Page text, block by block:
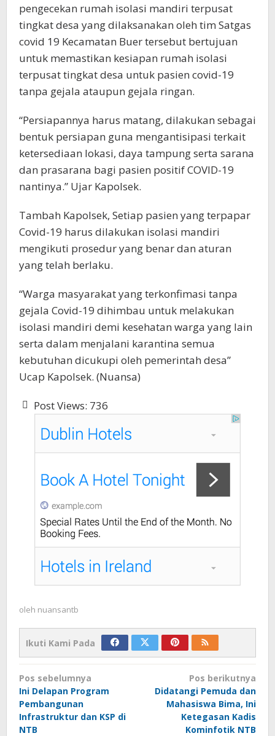
pengecekan rumah isolasi mandiri terpusat
tingkat desa yang dilaksanakan oleh tim Satgas
covid 19 Kecamatan Buer tersebut bertujuan
untuk memastikan kesiapan rumah isolasi
terpusat tingkat desa untuk pasien covid-19
tanpa gejala ataupun gejala ringan.
“Persiapannya harus matang, dilakukan sebagai
bentuk persiapan guna mengantisipasi terkait
ketersediaan lokasi, daya tampung serta sarana
dan prasarana bagi pasien positif COVID-19
nantinya.” Ujar Kapolsek.
Tambah Kapolsek, Setiap pasien yang terpapar
Covid-19 harus dilakukan isolasi mandiri
mengikuti prosedur yang benar dan aturan
yang telah berlaku.
“Warga masyarakat yang terkonfimasi tanpa
gejala Covid-19 dihimbau untuk melakukan
isolasi mandiri demi kesehatan warga yang lain
serta dalam menjalani karantina semua
kebutuhan dicukupi oleh pemerintah desa”
Ucap Kapolsek. (Nuansa)
Post Views: 736
oleh nuansantb
Ikuti Kami Pada
Navigasi
pos
Pos sebelumnya
Ini Delapan Program
Pembangunan
Infrastruktur dan KSP di
NTB
Pos berikutnya
Didatangi Pemuda dan
Mahasiswa Bima, Ini
Ketegasan Kadis
Kominfotik NTB